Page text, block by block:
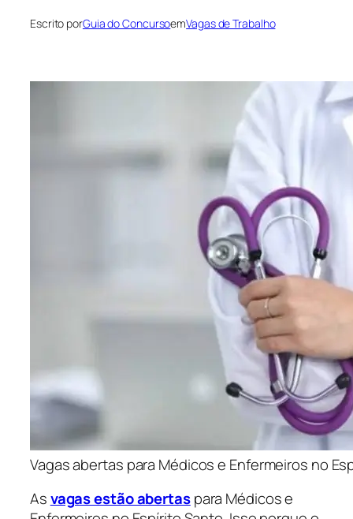
Escrito porGuia do ConcursoemVagas de Trabalho
Vagas abertas para Médicos e Enfermeiros no
Asvagas estão abertaspara Médicos e